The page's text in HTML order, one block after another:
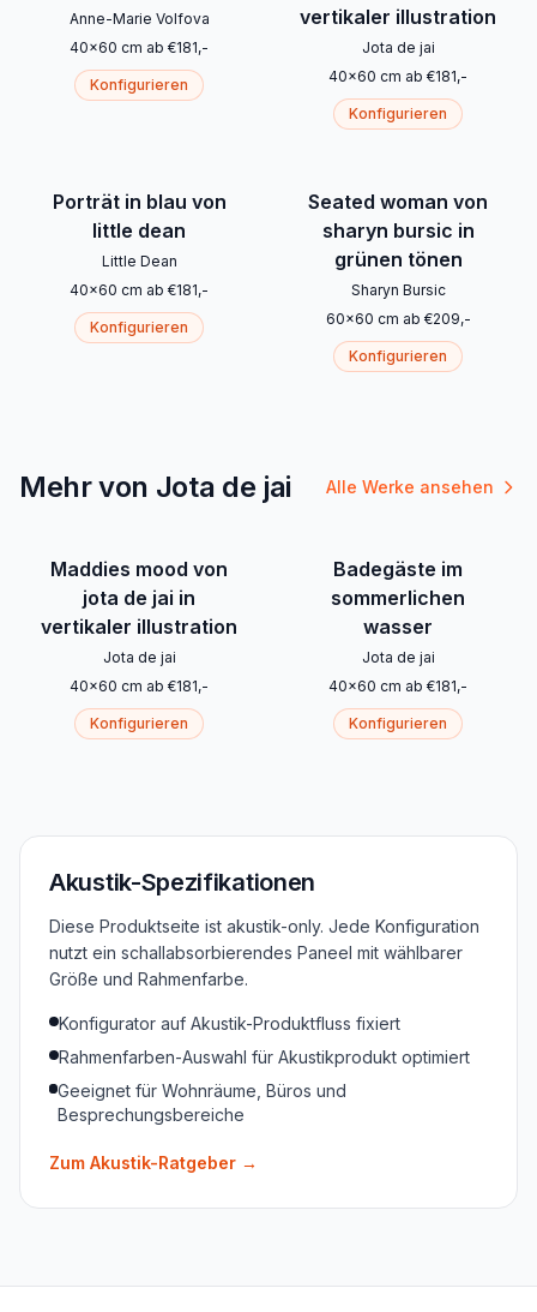
Anne-Marie Volfova
40x60 cm ab €181,-
Konfigurieren
vertikaler illustration
Jota de jai
40x60 cm ab €181,-
Konfigurieren
Porträt in blau von
little dean
Little Dean
40x60 cm ab €181,-
Konfigurieren
Seated woman von
sharyn bursic in
grünen tönen
Sharyn Bursic
60x60 cm ab €209,-
Konfigurieren
Mehr von Jota de jai Alle Werke ansehen
Maddies mood von
jota de jai in
vertikaler illustration
Jota de jai
40x60 cm ab €181,-
Konfigurieren
Badegäste im
sommerlichen
wasser
Jota de jai
40x60 cm ab €181,-
Konfigurieren
Akustik-Spezifikationen
Diese Produktseite ist akustik-only. Jede Konfiguration
nutzt ein schallabsorbierendes Paneel mit wählbarer
Größe und Rahmenfarbe.
Konfigurator auf Akustik-Produktfluss fixiert
Rahmenfarben-Auswahl für Akustikprodukt optimiert
Geeignet für Wohnräume, Büros und
Besprechungsbereiche
Zum Akustik-Ratgeber →